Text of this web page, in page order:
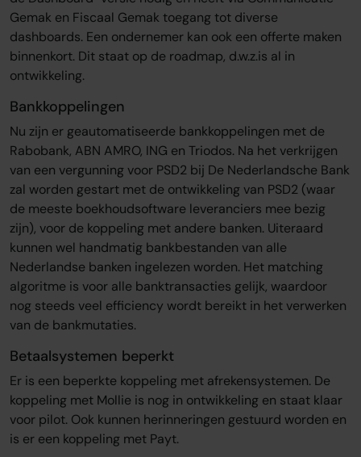
Gemak en Fiscaal Gemak toegang tot diverse
dashboards. Een ondernemer kan ook een offerte maken
binnenkort. Dit staat op de roadmap, d.w.z.is al in
ontwikkeling.
Bankkoppelingen
Nu zijn er geautomatiseerde bankkoppelingen met de
Rabobank, ABN AMRO, ING en Triodos. Na het verkrijgen
van een vergunning voor PSD2 bij De Nederlandsche Bank
zal worden gestart met de ontwikkeling van PSD2 (waar
de meeste boekhoudsoftware leveranciers mee bezig
zijn), voor de koppeling met andere banken. Uiteraard
kunnen wel handmatig bankbestanden van alle
Nederlandse banken ingelezen worden. Het matching
algoritme is voor alle banktransacties gelijk, waardoor
nog steeds veel efficiency wordt bereikt in het verwerken
van de bankmutaties.
Betaalsystemen beperkt
Er is een beperkte koppeling met afrekensystemen. De
koppeling met Mollie is nog in ontwikkeling en staat klaar
voor pilot. Ook kunnen herinneringen gestuurd worden en
is er een koppeling met Payt.